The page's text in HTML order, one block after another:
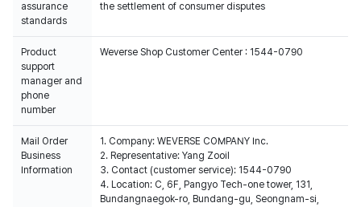
assurance
standards
the settlement of consumer disputes
Product
support
manager and
phone
number
Weverse Shop Customer Center : 1544-0790
Mail Order
Business
Information
1. Company: WEVERSE COMPANY Inc.
2. Representative: Yang Zooil
3. Contact (customer service): 1544-0790
4. Location: C, 6F, Pangyo Tech-one tower, 131,
Bundangnaegok-ro, Bundang-gu, Seongnam-si,